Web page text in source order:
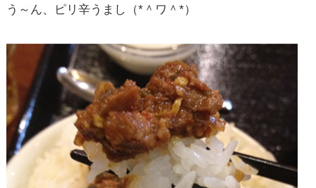
う～ん、ピリ辛うまし（*＾ワ＾*）